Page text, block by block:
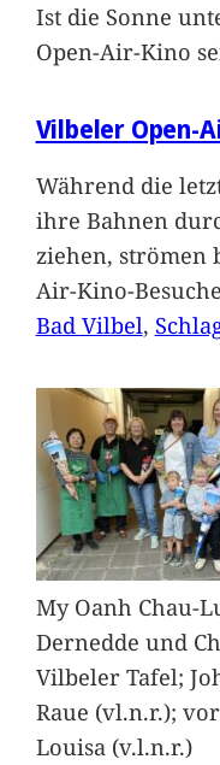
Ist die Sonne
Open-Air-Kino
Vilbeler Open-
Während die
ihre Bahnen
ziehen, strömen
Air-Kino-
Bad Vilbel,
My Oanh Chau-
Dernedde und
Vilbeler Tafel;
Raue (vl.n.r.);
Louisa (v.l.n.r.)